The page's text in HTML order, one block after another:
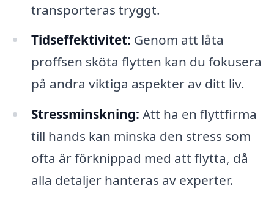
transporteras tryggt.
Tidseffektivitet: Genom att låta
proffsen sköta flytten kan du fokusera
på andra viktiga aspekter av ditt liv.
Stressminskning: Att ha en flyttfirma
till hands kan minska den stress som
ofta är förknippad med att flytta, då
alla detaljer hanteras av experter.